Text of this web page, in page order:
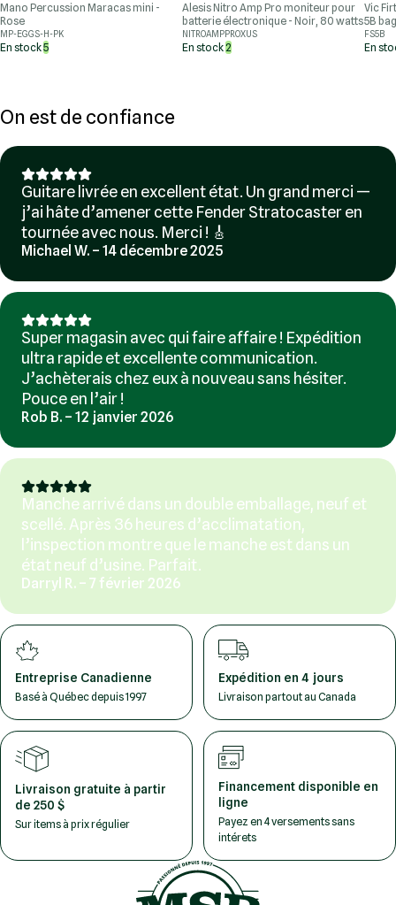
Mano Percussion Maracas mini -
Rose
MP-EGGS-H-PK
En stock5
Alesis Nitro Amp Pro moniteur pour
batterie électronique - Noir, 80 watts
NITROAMPPROXUS
En stock2
Vic
5B
FS5B
En
On est de confiance
Guitare livrée en excellent état. Un grand merci —
j’ai hâte d’amener cette Fender Stratocaster en
tournée avec nous. Merci ! 🎸
Michael W. – 14 décembre 2025
Super magasin avec qui faire affaire ! Expédition
ultra rapide et excellente communication.
J’achèterais chez eux à nouveau sans hésiter.
Pouce en l’air !
Rob B. – 12 janvier 2026
Manche arrivé dans un double emballage, neuf et
scellé. Après 36 heures d’acclimatation,
l’inspection montre que le manche est dans un
état neuf d’usine. Parfait.
Darryl R. – 7 février 2026
Entreprise Canadienne
Basé à Québec depuis 1997
Expédition en 4 jours
Livraison partout au Canada
Livraison gratuite à partir
de 250 $
Sur items à prix régulier
Financement disponible en
ligne
Payez en 4 versements sans
intérets